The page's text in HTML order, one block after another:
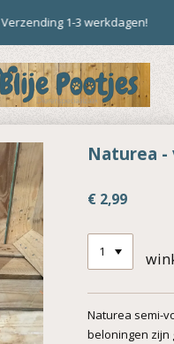
Verzending 1-3 werkdagen!
Naturea -
€ 2,99
Naturea semi-
beloningen zijn